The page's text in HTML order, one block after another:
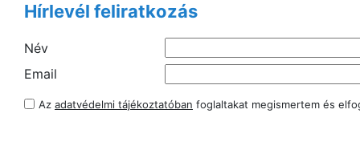
Hírlevél feliratkozás
Név
Email
Az adatvédelmi tájékoztatóban foglaltakat megismertem és